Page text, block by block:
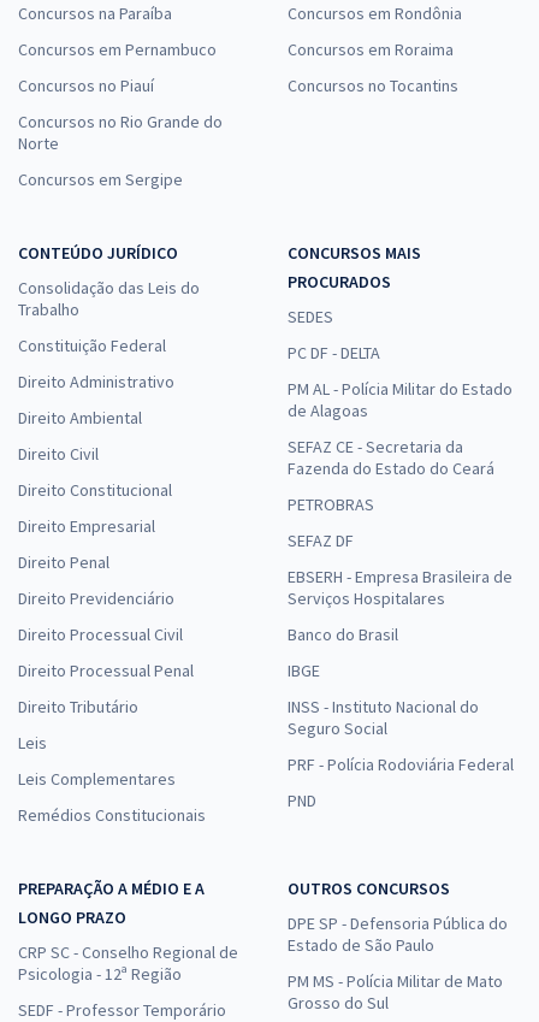
Concursos na Paraíba
Concursos em Pernambuco
Concursos no Piauí
Concursos no Rio Grande do
Norte
Concursos em Sergipe
Concursos em Rondônia
Concursos em Roraima
Concursos no Tocantins
CONTEÚDO JURÍDICO
Consolidação das Leis do
Trabalho
Constituição Federal
Direito Administrativo
Direito Ambiental
Direito Civil
Direito Constitucional
Direito Empresarial
Direito Penal
Direito Previdenciário
Direito Processual Civil
Direito Processual Penal
Direito Tributário
Leis
Leis Complementares
Remédios Constitucionais
CONCURSOS MAIS
PROCURADOS
SEDES
PC DF - DELTA
PM AL - Polícia Militar do Estado
de Alagoas
SEFAZ CE - Secretaria da
Fazenda do Estado do Ceará
PETROBRAS
SEFAZ DF
EBSERH - Empresa Brasileira de
Serviços Hospitalares
Banco do Brasil
IBGE
INSS - Instituto Nacional do
Seguro Social
PRF - Polícia Rodoviária Federal
PND
PREPARAÇÃO A MÉDIO E A
LONGO PRAZO
CRP SC - Conselho Regional de
Psicologia - 12ª Região
SEDF - Professor Temporário
OUTROS CONCURSOS
DPE SP - Defensoria Pública do
Estado de São Paulo
PM MS - Polícia Militar de Mato
Grosso do Sul